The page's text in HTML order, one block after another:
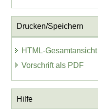
Drucken/Speichern
HTML-Gesamtansicht
Vorschrift als PDF
Hilfe